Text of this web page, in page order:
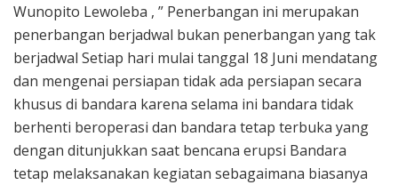
Wunopito Lewoleba , ” Penerbangan ini merupakan
penerbangan berjadwal bukan penerbangan yang tak
berjadwal Setiap hari mulai tanggal 18 Juni mendatang
dan mengenai persiapan tidak ada persiapan secara
khusus di bandara karena selama ini bandara tidak
berhenti beroperasi dan bandara tetap terbuka yang
dengan ditunjukkan saat bencana erupsi Bandara
tetap melaksanakan kegiatan sebagaimana biasanya